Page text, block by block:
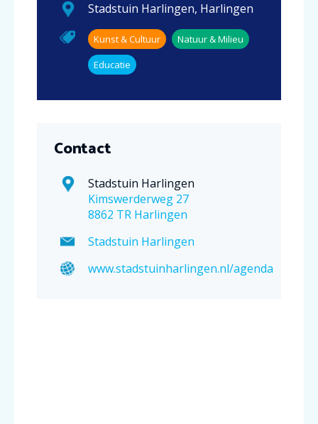
Stadstuin Harlingen, Harlingen
Kunst & Cultuur
Natuur & Milieu
Educatie
Contact
Stadstuin Harlingen
Kimswerderweg 27
8862 TR Harlingen
Stadstuin Harlingen
www.stadstuinharlingen.nl/agenda